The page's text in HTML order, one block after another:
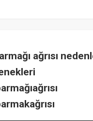
ağrısı